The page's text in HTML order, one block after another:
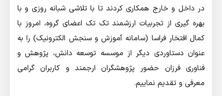
در داخل و خارج همکاری کردند تا با تلاشی شبانه روزی و با
بهره گیری از تجربیات ارزشمند تک تک اعضای گروه، امروز با
کمال افتخار فراسا (سامانه آموزش و سنجش الکترونیک) را به
عنوان دستاوردی دیگر از موسسه توسعه دانش، پژوهش و
فناوری فرزان حضور پژوهشگران ارجمند و کاربران گرامی
معرفی و تقدیم نماییم.